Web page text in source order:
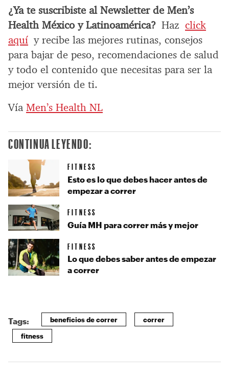
¿Ya te suscribiste al Newsletter de Men’s
Health México y Latinoamérica? Haz click
aquí y recibe las mejores rutinas, consejos
para bajar de peso, recomendaciones de salud
y todo el contenido que necesitas para ser la
mejor versión de ti.
Vía Men’s Health NL
CONTINUA LEYENDO:
FITNESS
Esto es lo que debes hacer antes de
empezar a correr
FITNESS
Guía MH para correr más y mejor
FITNESS
Lo que debes saber antes de empezar
a correr
Tags: beneficios de correr correr
fitness